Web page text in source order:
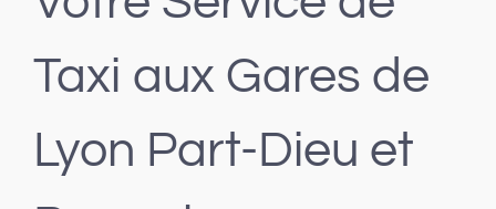
Taxi aux Gares de
Lyon Part-Dieu et